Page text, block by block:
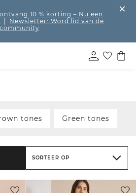
10 % korting – Nu een
Newsletter: Word lid van de
community
tones Green tones
SORTEER OP